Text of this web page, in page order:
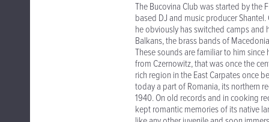
The Bucovina Club was started by the
based DJ and music producer
he obviously has switched camps
Balkans, the brass bands of
These sounds are familiar to him
from Czernowitz, that was once the
rich region in the East Carpates once
today a part of Romania, its northern
1940. On old records and in cooking
kept romantic memories of its native